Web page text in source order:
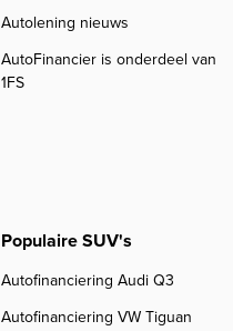
Autolening nieuws
AutoFinancier is onderdeel van
1FS
Populaire SUV's
Autofinanciering Audi Q3
Autofinanciering VW Tiguan